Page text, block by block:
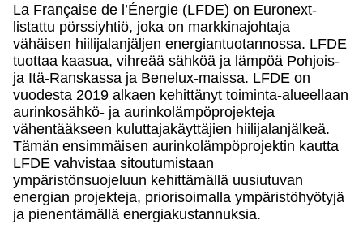
La Française de l’Énergie (LFDE) on Euronext-
listattu pörssiyhtiö, joka on markkinajohtaja
vähäisen hiilijalanjäljen energiantuotannossa. LFDE
tuottaa kaasua, vihreää sähköä ja lämpöä Pohjois-
ja Itä-Ranskassa ja Benelux-maissa. LFDE on
vuodesta 2019 alkaen kehittänyt toiminta-alueellaan
aurinkosähkö- ja aurinkolämpöprojekteja
vähentääkseen kuluttajakäyttäjien hiilijalanjälkeä.
Tämän ensimmäisen aurinkolämpöprojektin kautta
LFDE vahvistaa sitoutumistaan
ympäristönsuojeluun kehittämällä uusiutuvan
energian projekteja, priorisoimalla ympäristöhyötyjä
ja pienentämällä energiakustannuksia.